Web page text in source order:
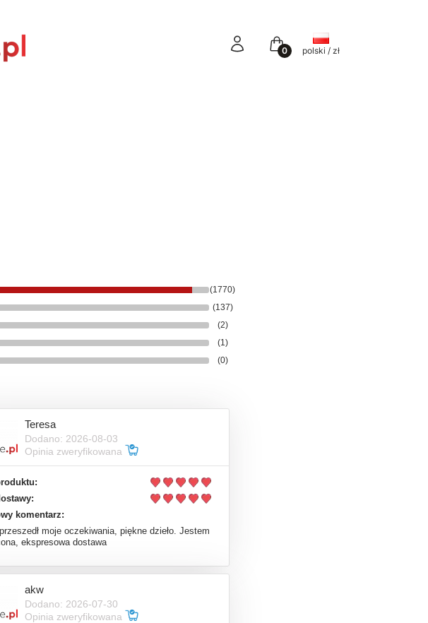
KONTAKTOWY Zaloguj sięKoszyk
polski / zł
(1770)
(137)
(2)
(1)
(0)
Teresa
Dodano: 2026-08-03
Opinia zweryfikowana
komentarz:
moje oczekiwania, piękne dzieło. Jestem
ekspresowa dostawa
akw
Dodano: 2026-07-30
Opinia zweryfikowana